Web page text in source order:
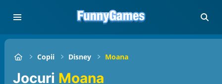
Copii Disney Moana
jocuri Moana